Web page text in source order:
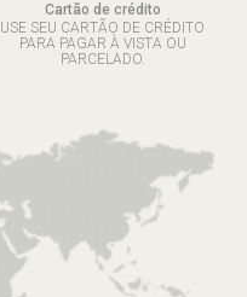
Cartão de crédito
USE SEU CARTÃO DE CRÉDITO
PARA PAGAR À VISTA OU
PARCELADO.